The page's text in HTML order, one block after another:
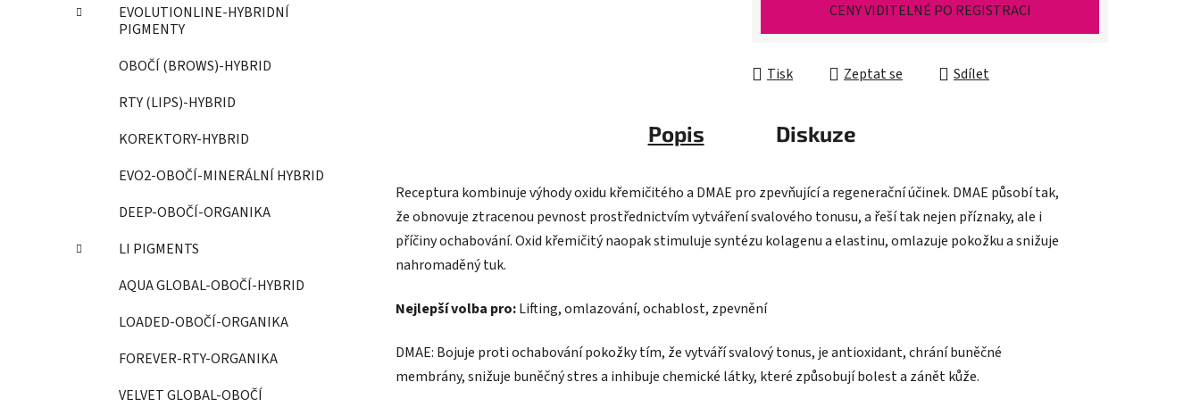
EVOLUTIONLINE-HYBRIDNÍ
PIGMENTY
OBOČÍ (BROWS)-HYBRID
RTY (LIPS)-HYBRID
KOREKTORY-HYBRID
EVO2-OBOČÍ-MINERÁLNÍ HYBRID
DEEP-OBOČÍ-ORGANIKA
LI PIGMENTS
AQUA GLOBAL-OBOČÍ-HYBRID
LOADED-OBOČÍ-ORGANIKA
FOREVER-RTY-ORGANIKA
VELVET GLOBAL-OBOČÍ
CENY VIDITELNÉ PO REGISTRACI
Tisk Zeptat se Sdílet
Popis Diskuze
Receptura kombinuje výhody oxidu křemičitého a DMAE pro zpevňující a regenerační účinek. DMAE působí tak,
že obnovuje ztracenou pevnost prostřednictvím vytváření svalového tonusu, a řeší tak nejen příznaky, ale i
příčiny ochabování. Oxid křemičitý naopak stimuluje syntézu kolagenu a elastinu, omlazuje pokožku a snižuje
nahromaděný tuk.
Nejlepší volba pro:Lifting, omlazování, ochablost, zpevnění
DMAE: Bojuje proti ochabování pokožky tím, že vytváří svalový tonus, je antioxidant, chrání buněčné
membrány, snižuje buněčný stres a inhibuje chemické látky, které způsobují bolest a zánět kůže.